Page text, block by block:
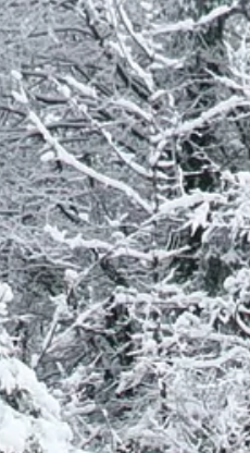
Newsreader
Stellenangebote
Unternehmen
Das geheime Geräusch
Wandern
Fotobox
Team
Programm
Handwerker